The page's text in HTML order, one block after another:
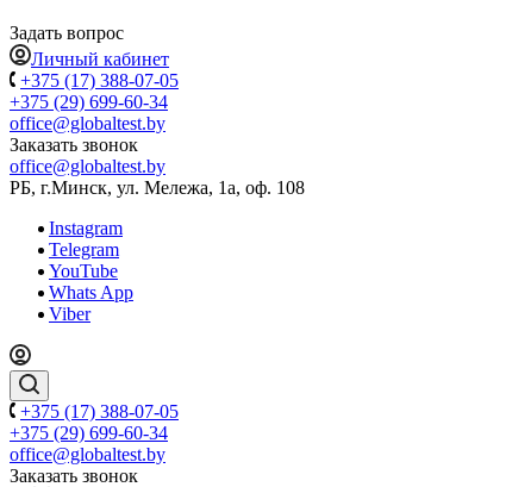
Задать вопрос
Личный кабинет
+375 (17) 388-07-05
+375 (29) 699-60-34
office@globaltest.by
Заказать звонок
office@globaltest.by
РБ, г.Минск, ул. Мележа, 1а, оф. 108
Instagram
Telegram
YouTube
Whats App
Viber
+375 (17) 388-07-05
+375 (29) 699-60-34
office@globaltest.by
Заказать звонок